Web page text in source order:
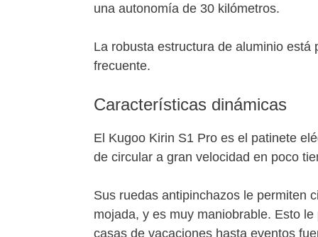
una autonomía de 30 kilómetros.
La robusta estructura de aluminio
frecuente.
Características dinámicas
El Kugoo Kirin S1 Pro es el patinete
de circular a gran velocidad en poco
Sus ruedas antipinchazos le permiten
mojada, y es muy maniobrable. Esto
casas de vacaciones hasta eventos